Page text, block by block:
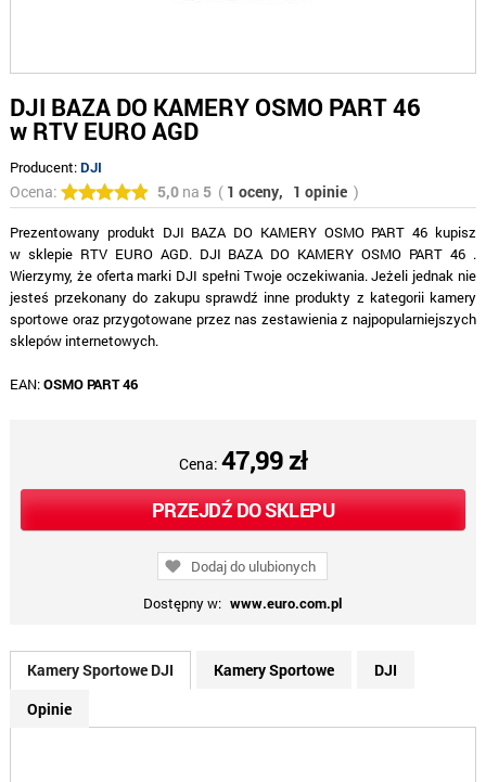
DJI BAZA DO KAMERY OSMO PART 46
w RTV EURO AGD
Producent:DJI
Ocena: 5,0na 5( 1 oceny, 1 opinie )
Prezentowany produkt DJI BAZA DO KAMERY OSMO PART 46 kupisz
w sklepie RTV EURO AGD. DJI BAZA DO KAMERY OSMO PART 46 .
Wierzymy, że oferta marki DJI spełni Twoje oczekiwania. Jeżeli jednak nie
jesteś przekonany do zakupu sprawdź inne produkty z kategorii kamery
sportowe oraz przygotowane przez nas zestawienia z najpopularniejszych
sklepów internetowych.
EAN:OSMO PART 46
Cena: 47,99 zł
PRZEJDŹ DO SKLEPU
Dodaj do ulubionych
Dostępny w: www.euro.com.pl
Kamery Sportowe DJI Kamery Sportowe
DJI
Opinie